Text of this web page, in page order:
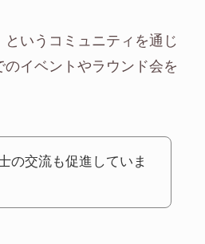
というコミュニティを通じ
イベントやラウンド会を
の交流も促進していま